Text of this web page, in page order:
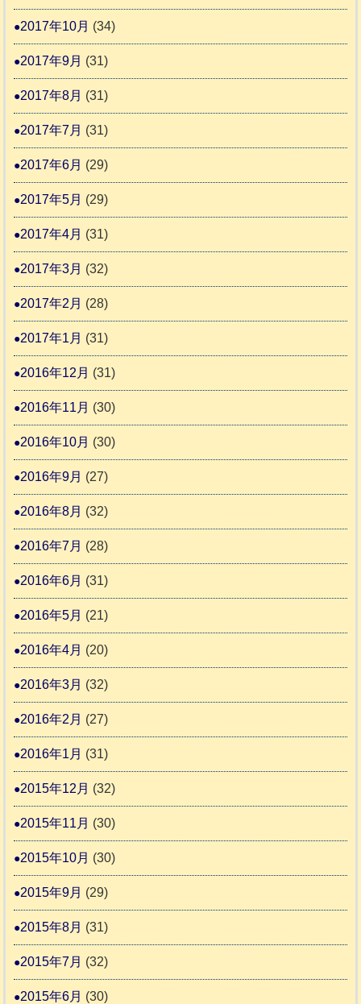
2017年10月 (34)
2017年9月 (31)
2017年8月 (31)
2017年7月 (31)
2017年6月 (29)
2017年5月 (29)
2017年4月 (31)
2017年3月 (32)
2017年2月 (28)
2017年1月 (31)
2016年12月 (31)
2016年11月 (30)
2016年10月 (30)
2016年9月 (27)
2016年8月 (32)
2016年7月 (28)
2016年6月 (31)
2016年5月 (21)
2016年4月 (20)
2016年3月 (32)
2016年2月 (27)
2016年1月 (31)
2015年12月 (32)
2015年11月 (30)
2015年10月 (30)
2015年9月 (29)
2015年8月 (31)
2015年7月 (32)
2015年6月 (30)